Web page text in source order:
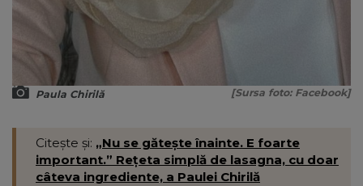
Paula Chirilă [Sursa foto: Facebook]
Citește și: „Nu se gătește înainte. E foarte
important.” Rețeta simplă de lasagna, cu doar
câteva ingrediente, a Paulei Chirilă